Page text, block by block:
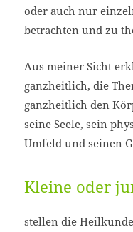
oder auch nur
betrachten und zu
Aus meiner Sicht
ganzheitlich, die
ganzheitlich den
seine Seele, sein
Umfeld und seinen
Kleine oder
stellen die